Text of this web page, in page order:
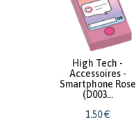
High Tech -
Accessoires -
Smartphone Rose
(D003...
1,50 €